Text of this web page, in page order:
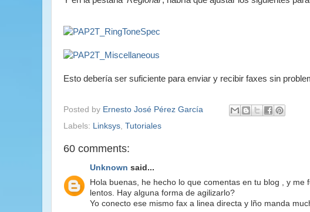
Esto debería ser suficiente para enviar y recibir faxes sin
Posted by Ernesto José Pérez García
Labels:
Linksys Tutoriales
60 comments:
Unknown said...
Hola buenas, he hecho lo que comentas en tu blog , y
lentos. Hay alguna forma de agilizarlo?
Yo conecto ese mismo fax a linea directa y lño manda